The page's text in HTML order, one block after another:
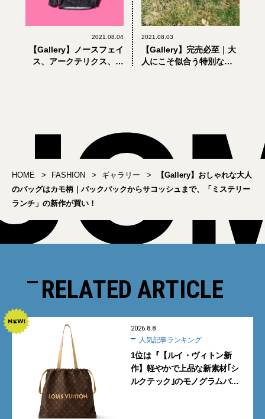
2021.08.04
【Gallery】ノースフェイ
ス、アークテリクス、パ
2021.08.03
【Gallery】完売必至｜大
人にこそ似合う特別なビ
HOME FASHION ギャラリー
【Gallery】おしゃれな大人
のバッグはカモ柄｜バックパックからサコッシュまで、「ミステリー
ランチ」の新作が買い！
RELATED ARTICLE
2026.8.8
人気記事ランキング
1位は『【ルイ・ヴィトン新
作】軽やかで上品な新素材｢シ
ルクテック｣のモノグラムバッ